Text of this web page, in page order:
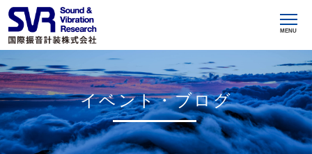
MENU
イベント・ブログ